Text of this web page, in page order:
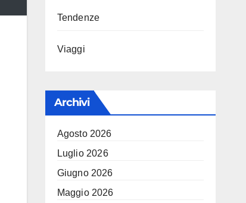
Tendenze
Viaggi
Archivi
Agosto 2026
Luglio 2026
Giugno 2026
Maggio 2026